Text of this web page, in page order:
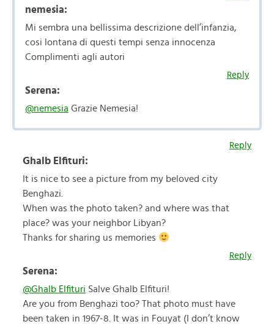
nemesia:
Mi sembra una bellissima descrizione dell’infanzia,
cosi lontana di questi tempi senza innocenza
Complimenti agli autori
Reply
Serena:
@nemesia Grazie Nemesia!
Reply
Ghalb Elfituri:
It is nice to see a picture from my beloved city
Benghazi.
When was the photo taken? and where was that
place? was your neighbor Libyan?
Thanks for sharing us memories
Reply
Serena:
@Ghalb Elfituri Salve Ghalb Elfituri!
Are you from Benghazi too? That photo must have
been taken in 1967-8. It was in Fouyat (I don’t know